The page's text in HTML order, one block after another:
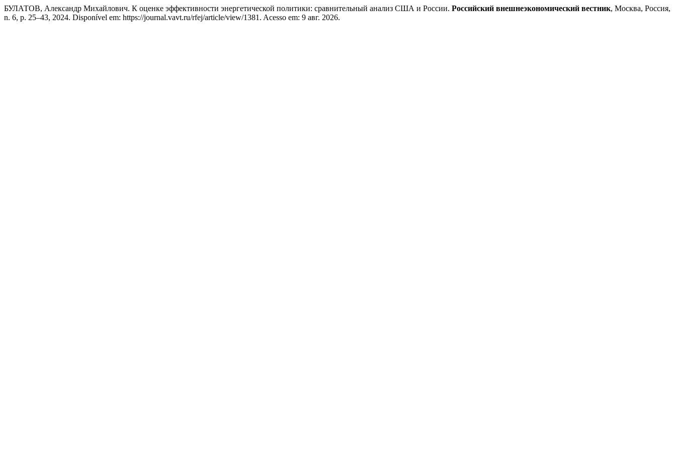
БУЛАТОВ, Александр Михайлович. К оценке эффективности энергетической политики: сравнительный анализ США и России. Российский внешнеэкономический вестник, Москва, Россия,
n. 6, p. 25–43, 2024. Disponível em: https://journal.vavt.ru/rfej/article/view/1381. Acesso em: 9 авг. 2026.